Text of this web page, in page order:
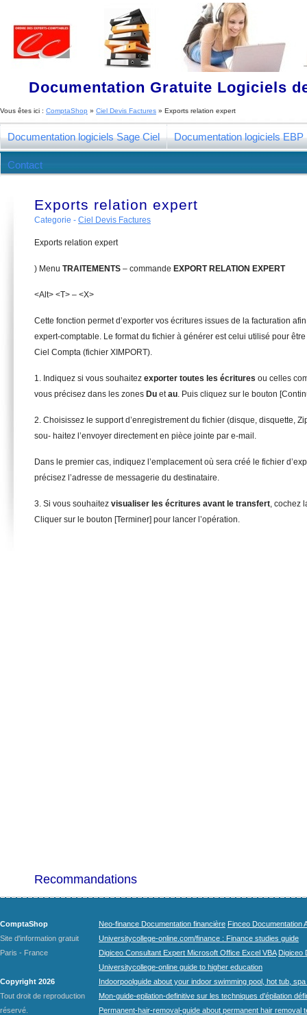
Documentation Gratuite Logiciels
Vous êtes ici : ComptaShop » Ciel Devis Factures » Exports relation expert
Documentation logiciels Sage Ciel Documentation logiciels EBP
Contact
Exports relation expert
Categorie - Ciel Devis Factures
Exports relation expert
) Menu TRAITEMENTS – commande EXPORT RELATION EXPERT
<Alt> <T> – <X>
Cette fonction permet d’exporter vos écritures issues de la facturation
expert-comptable. Le format du fichier à générer est celui utilisé pour
Ciel Compta (fichier XIMPORT).
1. Indiquez si vous souhaitez exporter toutes les écritures ou celles
vous précisez dans les zones Du etau. Puis cliquez sur le bouton
2. Choisissez le support d’enregistrement du fichier (disque, disquette,
sou- haitez l’envoyer directement en pièce jointe par e-mail.
Dans le premier cas, indiquez l’emplacement où sera créé le fichier
précisez l’adresse de messagerie du destinataire.
3. Si vous souhaitez visualiser les écritures avant le transfert, cochez
Cliquer sur le bouton [Terminer] pour lancer l’opération.
Recommandations
ComptaShop
Site d'information gratuit
Paris - France
Copyright 2026
Tout droit de reproduction
réservé.
Neo-finance Documentation financière Finceo Documentation
Universitycollege-online.com/finance : Finance studies guide
Digiceo Consultant Expert Microsoft Office Excel VBA Digiceo
Universitycollege-online guide to higher education
Indoorpoolguide about your indoor swimming pool, hot tub,
Mon-guide-epilation-definitive sur les techniques d'épilation
Permanent-hair-removal-guide about permanent hair removal